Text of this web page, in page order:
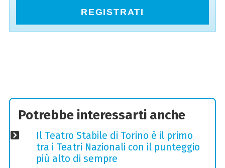
REGISTRATI
Potrebbe interessarti anche
Il Teatro Stabile di Torino è il primo
tra i Teatri Nazionali con il punteggio
più alto di sempre